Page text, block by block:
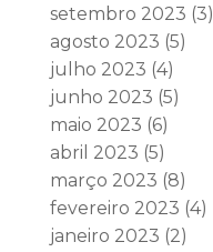
setembro 2023 (3)
agosto 2023 (5)
julho 2023 (4)
junho 2023 (5)
maio 2023 (6)
abril 2023 (5)
março 2023 (8)
fevereiro 2023 (4)
janeiro 2023 (2)